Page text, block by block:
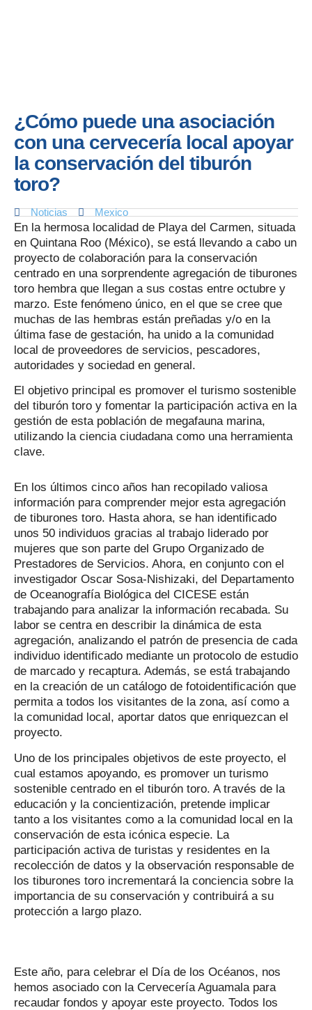
¿Cómo puede una asociación
con una cervecería local apoyar
la conservación del tiburón
toro?
Noticias Mexico
En la hermosa localidad de Playa del Carmen, situada
en Quintana Roo (México), se está llevando a cabo un
proyecto de colaboración para la conservación
centrado en una sorprendente agregación de tiburones
toro hembra que llegan a sus costas entre octubre y
marzo. Este fenómeno único, en el que se cree que
muchas de las hembras están preñadas y/o en la
última fase de gestación, ha unido a la comunidad
local de proveedores de servicios, pescadores,
autoridades y sociedad en general.
El objetivo principal es promover el turismo sostenible
del tiburón toro y fomentar la participación activa en la
gestión de esta población de megafauna marina,
utilizando la ciencia ciudadana como una herramienta
clave.
En los últimos cinco años han recopilado valiosa
información para comprender mejor esta agregación
de tiburones toro. Hasta ahora, se han identificado
unos 50 individuos gracias al trabajo liderado por
mujeres que son parte del Grupo Organizado de
Prestadores de Servicios. Ahora, en conjunto con el
investigador Oscar Sosa-Nishizaki, del Departamento
de Oceanografía Biológica del CICESE están
trabajando para analizar la información recabada. Su
labor se centra en describir la dinámica de esta
agregación, analizando el patrón de presencia de cada
individuo identificado mediante un protocolo de estudio
de marcado y recaptura. Además, se está trabajando
en la creación de un catálogo de fotoidentificación que
permita a todos los visitantes de la zona, así como a
la comunidad local, aportar datos que enriquezcan el
proyecto.
Uno de los principales objetivos de este proyecto, el
cual estamos apoyando, es promover un turismo
sostenible centrado en el tiburón toro. A través de la
educación y la concientización, pretende implicar
tanto a los visitantes como a la comunidad local en la
conservación de esta icónica especie. La
participación activa de turistas y residentes en la
recolección de datos y la observación responsable de
los tiburones toro incrementará la conciencia sobre la
importancia de su conservación y contribuirá a su
protección a largo plazo.
Este año, para celebrar el Día de los Océanos, nos
hemos asociado con la Cervecería Aguamala para
recaudar fondos y apoyar este proyecto. Todos los